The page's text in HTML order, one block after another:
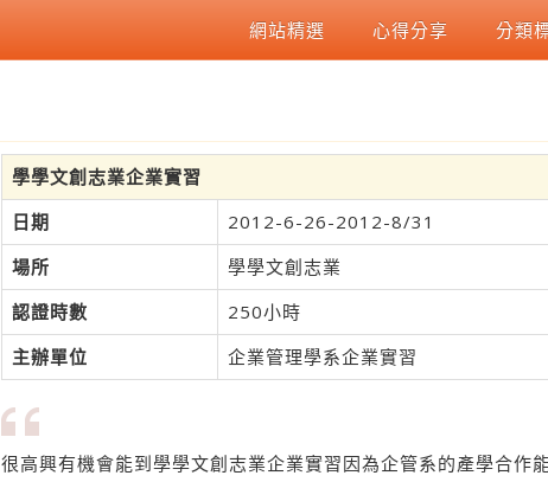
網站精選 心得分享 分類
學學文創志業企業實習
日期
2012-6-26-2012-8/31
場所
學學文創志業
認證時數
250小時
主辦單位
企業管理學系企業實習
很高興有機會能到學學文創志業企業實習因為企管系的產學合作